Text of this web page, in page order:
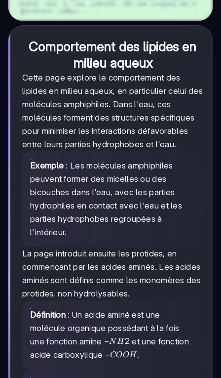
Comportement des lipides en
milieu aqueux
Cette page explore le comportement des
lipides en milieu aqueux, en particulier celui des
molécules amphiphiles. Dans l'eau, ces
molécules forment des structures spécifiques
pour minimiser les interactions défavorables
entre leurs parties hydrophobes et l'eau.
Exemple : Les molécules amphiphiles
peuvent former des micelles ou des
bicouches dans l'eau, avec les parties
hydrophiles en contact avec l'eau et les
parties hydrophobes regroupées à
l'intérieur.
La page introduit ensuite les protides, en
commençant par les acides aminés. Les acides
aminés sont définis comme les monomères des
protides, non hydrolysables.
Définition : Un acide aminé est une
molécule organique possédant à la fois
une fonction amine -
NH2
−NH2 et une fonction
acide carboxylique -
−COOH .